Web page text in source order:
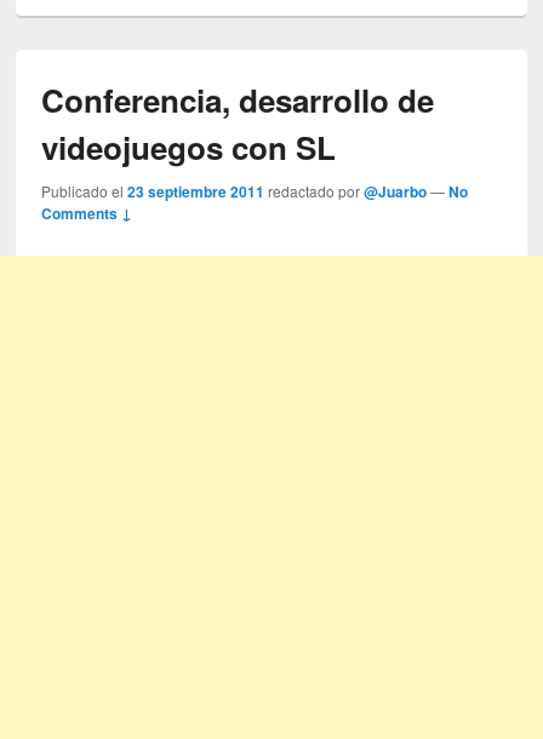
Conferencia, desarrollo de
videojuegos con SL
Publicado el23 septiembre 2011 redactado por@Juarbo —No
Comments ↓